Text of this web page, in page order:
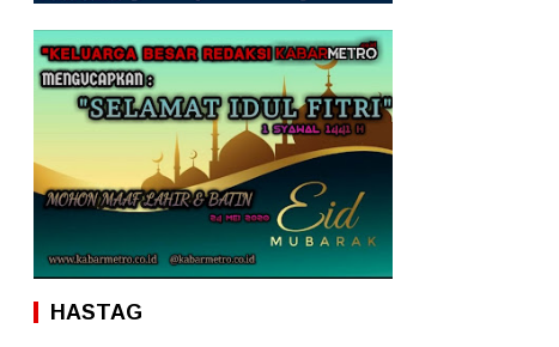
HASTAG